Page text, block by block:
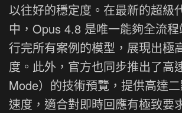
以往好的穩定度。在最新的超級
中，Opus 4.8 是唯一能夠全流
行完所有案例的模型，展現出極
度。此外，官方也同步推出了高
Mode）的技術預覽，提供高達
速度，適合對即時回應有極致要